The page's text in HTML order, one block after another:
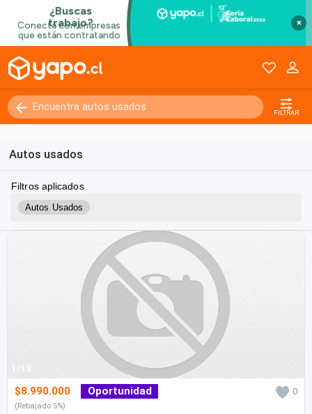
×
FILTRAR
Autos usados
Filtros aplicados
Autos Usados
1/13
$8.990.000 Oportunidad 0
(Rebajado 5%)